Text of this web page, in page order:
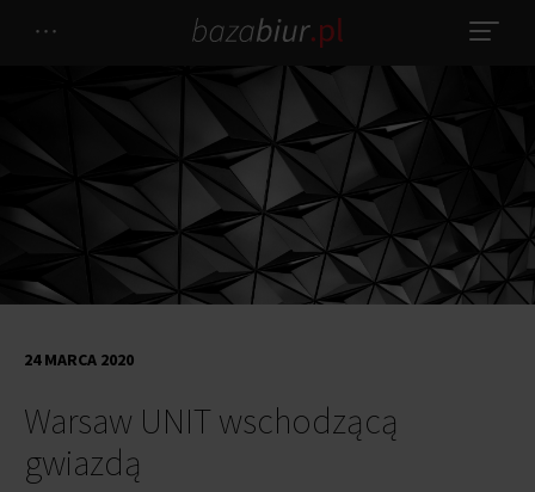
Warsaw UNIT wschodzącą
gwiazdą
24 MARCA 2020